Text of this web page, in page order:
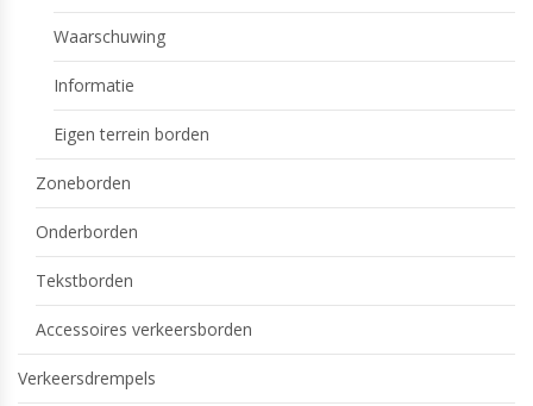
Waarschuwing
Informatie
Eigen terrein borden
Zoneborden
Onderborden
Tekstborden
Accessoires verkeersborden
Verkeersdrempels